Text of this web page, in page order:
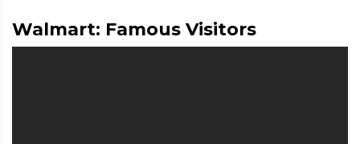
Walmart: Famous Visitors